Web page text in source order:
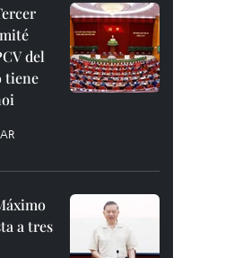
del
tiene
a tres